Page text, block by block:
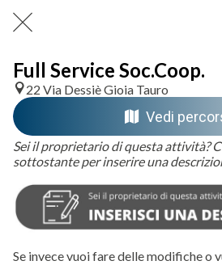
Full Service Soc.Coop.
22 Via Dessiè Gioia Tauro
Vedi
Sei il proprietario di questa attività?
sottostante per inserire una
Se invece vuoi fare delle modifiche o